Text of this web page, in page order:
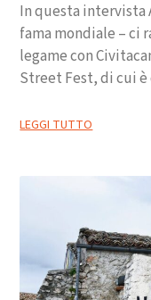
In questa intervista
fama mondiale – ci
legame con
Street Fest, di cui
LEGGI TUTTO